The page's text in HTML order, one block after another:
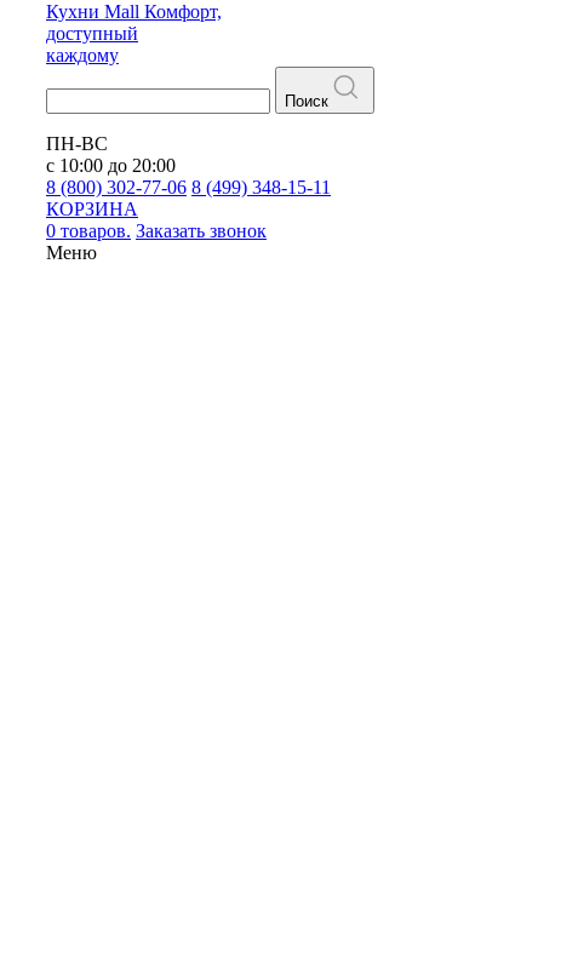
Кухни Mall Комфорт,
доступный
каждому
Поиск
ПН-ВС
с 10:00 до 20:00
8 (800) 302-77-06 8 (499) 348-15-11
КОРЗИНА
0 товаров. Заказать звонок
Меню